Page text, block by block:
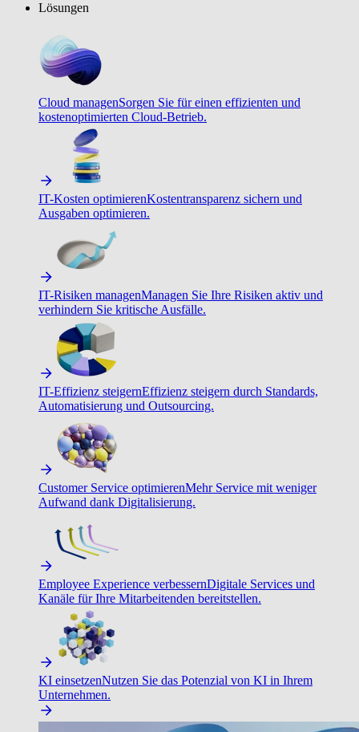
Lösungen
Cloud managenSorgen Sie für einen effizienten und
kostenoptimierten Cloud-Betrieb.
IT-Kosten optimierenKostentransparenz sichern und
Ausgaben optimieren.
IT-Risiken managenManagen Sie Ihre Risiken aktiv und
verhindern Sie kritische Ausfälle.
IT-Effizienz steigernEffizienz steigern durch Standards,
Automatisierung und Outsourcing.
Customer Service optimierenMehr Service mit weniger
Aufwand dank Digitalisierung.
Employee Experience verbessernDigitale Services und
Kanäle für Ihre Mitarbeitenden bereitstellen.
KI einsetzenNutzen Sie das Potenzial von KI in Ihrem
Unternehmen.